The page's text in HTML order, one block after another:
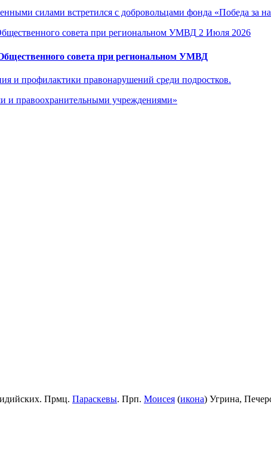
силами встретился с добровольцами фонда «Победа за
2 Июля 2026
совета при региональном УМВД
и профилактики правонарушений среди подростков.
и правоохранительными учреждениями»
Прмц. Параскевы. Прп. Моисея (икона) Угрина,